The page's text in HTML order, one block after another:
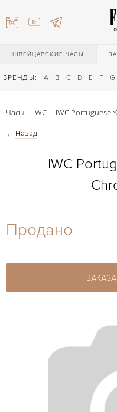
ШВЕЙЦАРСКИЕ ЧАСЫ
БРЕНДЫ: A B C D E F G
27-44
Часы IWC IWC Portuguese
← Назад
IWC
Продано